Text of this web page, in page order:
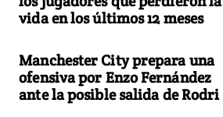
vida en los últimos 12 meses
Manchester City prepara una
ofensiva por Enzo Fernández
ante la posible salida de Rodri